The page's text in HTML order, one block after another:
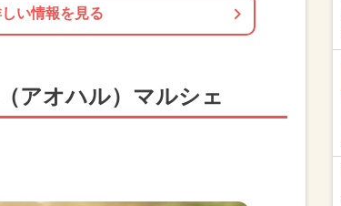
い情報を見る
アオハル）マルシェ